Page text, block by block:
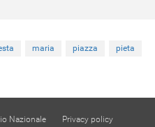
maria piazza
pieta
Nazionale
Privacy policy